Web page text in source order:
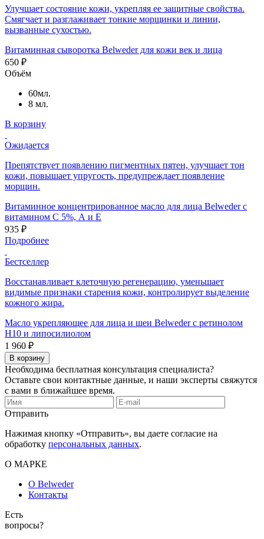
Улучшает состояние кожи, укрепляя ее защитные свойства.
Смягчает и разглаживает тонкие морщинки и линии,
вызванные сухостью.
Витаминная сыворотка Belweder для кожи век и лица
650 ₽
Объём
60мл.
8 мл.
В корзину
Ожидается
Препятствует появлению пигментных пятен, улучшает тон
кожи, повышает упругость, предупреждает появление
морщин.
Витаминное концентрированное масло для лица Belweder с
витамином С 5%, А и Е
935 ₽
Подробнее
Бестселлер
Восстанавливает клеточную регенерацию, уменьшает
видимые признаки старения кожи, контролирует выделение
кожного жира.
Масло укрепляющее для лица и шеи Belweder с ретинолом
H10 и липосилиолом
1 960 ₽
В корзину
Необходима бесплатная консультация специалиста?
Оставьте свои контактные данные, и наши эксперты свяжутся
с вами в ближайшее время.
Отправить
Нажимая кнопку «Отправить», вы даете согласие на
обработку персональных данных.
О МАРКЕ
О Belweder
Контакты
Есть
вопросы?